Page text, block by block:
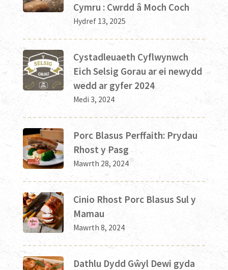
Cymru : Cwrdd â Moch Coch
Hydref 13, 2025
Cystadleuaeth Cyflwynwch
Eich Selsig Gorau ar ei newydd
wedd ar gyfer 2024
Medi 3, 2024
Porc Blasus Perffaith: Prydau
Rhost y Pasg
Mawrth 28, 2024
Cinio Rhost Porc Blasus Sul y
Mamau
Mawrth 8, 2024
Dathlu Dydd Gŵyl Dewi gyda